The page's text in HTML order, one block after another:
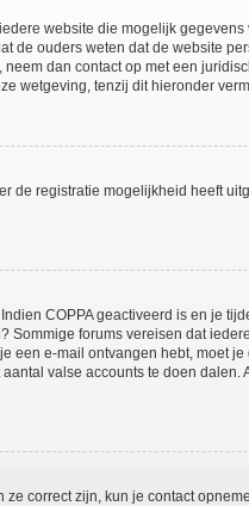
website die mogelijk
de ouders weten dat de website
dan contact op met een
wetgeving, tenzij dit hieronder
de registratie mogelijkheid heeft
COPPA geactiveerd is en je
Sommige forums vereisen dat
een e-mail ontvangen hebt, moet
valse accounts te doen dalen.
correct zijn, kun je contact